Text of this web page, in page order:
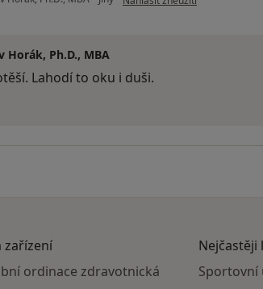
Horák, Ph.D., MBA
Lahodí to oku i duši.
zařízení
ordinace zdravotnická
Nejčastěji
Sportovní